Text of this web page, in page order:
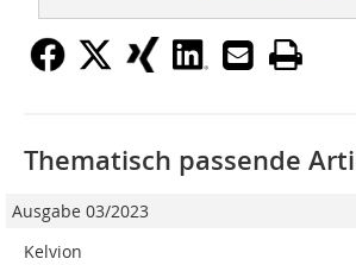
Thematisch passende
Ausgabe 03/2023
Kelvion